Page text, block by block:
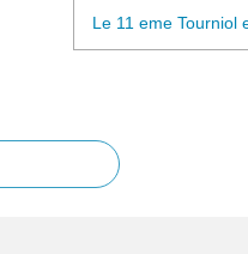
Le 11 eme Tourniol